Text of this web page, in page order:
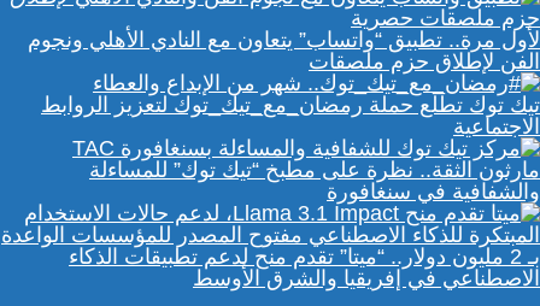
لأول مرة.. تطبيق “واتساب” يتعاون مع النادي الأهلي ونجوم
الفن لإطلاق حزم ملصقات
تيك توك تطلع حملة رمضان_مع_تيك_توك لتعزيز الروابط
الاجتماعية
مارثون الثقة.. نظرة على مطبخ “تيك توك” للمساءلة
والشفافية في سنغافورة
بـ 2 مليون دولار.. “ميتا” تقدم منح لدعم تطبيقات الذكاء
الاصطناعي في إفريقيا والشرق الأوسط